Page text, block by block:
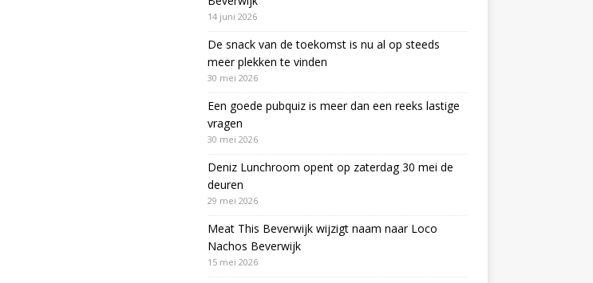
14 juni 2026
De snack van de toekomst is nu al op steeds
meer plekken te vinden
30 mei 2026
Een goede pubquiz is meer dan een reeks lastige
vragen
30 mei 2026
Deniz Lunchroom opent op zaterdag 30 mei de
deuren
29 mei 2026
Meat This Beverwijk wijzigt naam naar Loco
Nachos Beverwijk
15 mei 2026